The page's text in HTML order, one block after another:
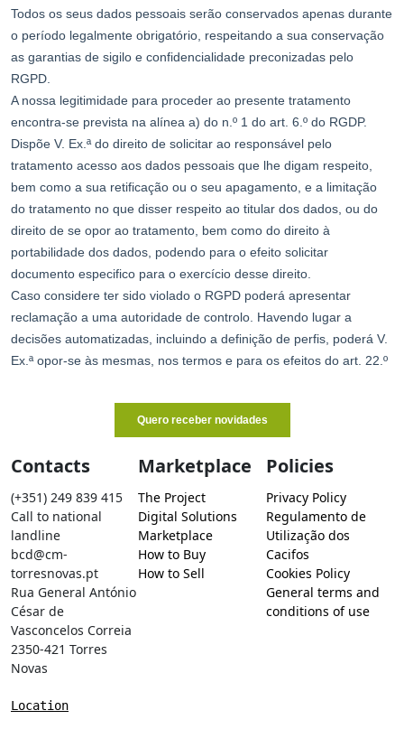
Contacts
(+351) 249 839 415
Call to national
landline
bcd@cm-
torresnovas.pt
Rua General António
César de
Vasconcelos Correia
2350-421 Torres
Novas
Location
Marketplace
The Project
Digital Solutions
Marketplace
How to Buy
How to Sell
Policies
Privacy Policy
Regulamento de
Utilização dos
Cacifos
Cookies Policy
General terms and
conditions of use